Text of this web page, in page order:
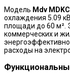
Модель Mdv
охлаждения 5.09
площади до 60 м².
коммерческих и
расходы на